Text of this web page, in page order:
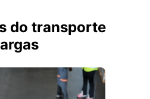
do transporte